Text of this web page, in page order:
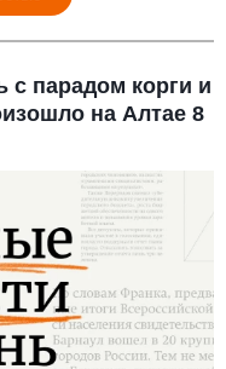
парадом корги и
на Алтае 8